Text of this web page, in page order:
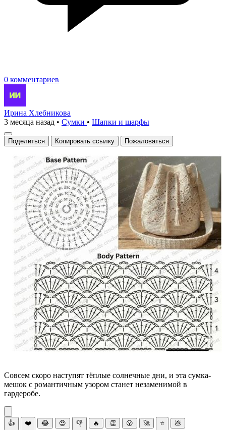
0 комментариев
Ирина Хлебникова
3 месяца назад • Сумки • Шапки и шарфы
Поделиться Копировать ссылку Пожаловаться
Совсем скоро наступят тёплые солнечные дни, и эта сумка-
мешок с романтичным узором станет незаменимой в
гардеробе.
👍 ❤️ 😂 😍 👎 🔥 👏 😮 🚀 ⭐ 💩